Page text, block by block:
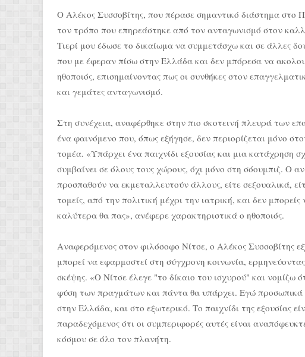
Ο Αλέκος Συσσοβίτης, που πέρασε σημαντικό διάστημα στο
τον τρόπο που επηρεάστηκε από τον ανταγωνισμό στον
Τιερί μου έδωσε το δικαίωμα να συμμετάσχω και σε άλλες
που με έφεραν πίσω στην Ελλάδα και δεν μπόρεσα να
ηθοποιός, επισημαίνοντας πως οι συνθήκες στον
και γεμάτες ανταγωνισμό.
Στη συνέχεια, αναφέρθηκε στην πιο σκοτεινή πλευρά των
ένα φαινόμενο που, όπως εξήγησε, δεν περιορίζεται μόνο
τομέα. «Υπάρχει ένα παιχνίδι εξουσίας και μια κατάχρηση
συμβαίνει σε όλους τους χώρους, όχι μόνο στη σόουμπιζ. Ο
προσπαθούν να εκμεταλλευτούν άλλους, είτε σεξουαλικά,
τομείς, από την πολιτική μέχρι την ιατρική, και δεν
καλύτερα θα πας», ανέφερε χαρακτηριστικά ο ηθοποιός.
Αναφερόμενος στον φιλόσοφο Νίτσε, ο Αλέκος Συσσοβίτης
μπορεί να εφαρμοστεί στη σύγχρονη κοινωνία,
σκέψης. «Ο Νίτσε έλεγε "το δίκαιο του ισχυρού" και νομίζω
φύση των πραγμάτων και πάντα θα υπάρχει. Εγώ προσωπικά
στην Ελλάδα, και στο εξωτερικό. Το παιχνίδι της εξουσίας
παραδεχόμενος ότι οι συμπεριφορές αυτές είναι
κόσμου σε όλο τον πλανήτη.